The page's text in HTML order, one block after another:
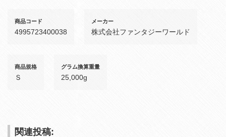
商品コード
4995723400038
メーカー
株式会社ファンタジーワールド
商品規格
Ｓ
グラム換算重量
25,000g
関連投稿: